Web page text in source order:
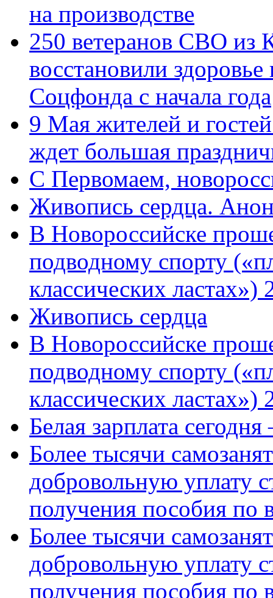
на производстве
250 ветеранов СВО из
восстановили
Соцфонда с начала года
9 Мая жителей и
ждет большая
C Первомаем,
Живопись сердца.
В Новороссийске
подводному спорту
классических
Живопись сердца
В Новороссийске
подводному спорту
классических ластах»)
Белая зарплата
Более тысячи
добровольную уплату
получения пособия по
Более тысячи
добровольную уплату
получения пособия по